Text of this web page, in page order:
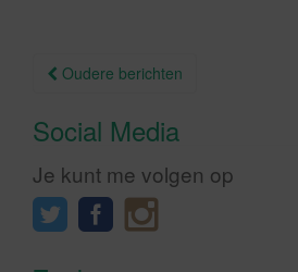
Berichtnavigatie
Oudere berichten
Social Media
Je kunt me volgen op